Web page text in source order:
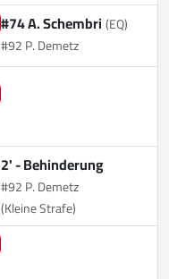
#74 A. Schembri(EQ)
#92 P. Demetz
2' -Behinderung
#92 P. Demetz
(Kleine Strafe)